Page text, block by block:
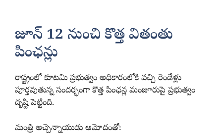
జూన్ 12 నుంచి కొత్త వితంతు
పింఛన్లు
రాష్ట్రంలో కూటమి ప్రభుత్వం అధికారంలోకి వచ్చి రెండేళ్లు
పూర్తవుతున్న సందర్భంగా కొత్త పింఛన్ల మంజూరుపై ప్రభుత్వం
దృష్టి పెట్టింది.
మంత్రి అచ్చెన్నాయుడు ఆమోదంతో: